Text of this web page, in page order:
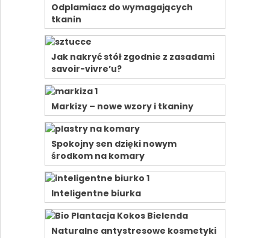
Odplamiacz do wymagających
tkanin
Jak nakryć stół zgodnie z zasadami
savoir-vivre’u?
Markizy – nowe wzory i tkaniny
Spokojny sen dzięki nowym
środkom na komary
Inteligentne biurka
Naturalne antystresowe kosmetyki